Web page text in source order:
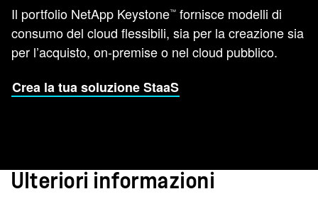
Il portfolio NetApp Keystone™ fornisce modelli di
consumo del cloud flessibili, sia per la creazione sia
per l’acquisto, on-premise o nel cloud pubblico.
Crea la tua soluzione StaaS
Ulteriori informazioni